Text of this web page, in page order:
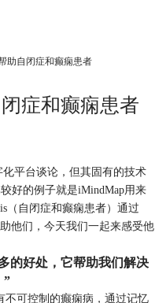
助自闭症和癫痫患者
症和癫痫患者
平台谈论，但其固有的技术
好的例子就是iMindMap用来
（自闭症和癫痫患者）通过
他们，今天我们一起来感受他
的好处，它帮助我们解决
”
不可控制的癫痫病，通过记忆